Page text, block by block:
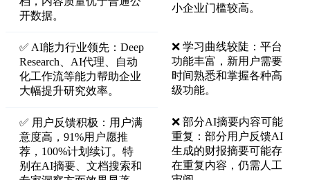
开数据。
小企业门槛较高。
✅ AI能力行业领先：Deep
Research、AI代理、自动
化工作流等能力帮助企业
大幅提升研究效率。
❌ 学习曲线较陡：平台
功能丰富，新用户需要
时间熟悉和掌握各种高
级功能。
✅ 用户反馈积极：用户满
意度高，91%用户愿推
荐，100%计划续订。特
别在AI摘要、文档搜索和
❌ 部分AI摘要内容可能
重复：部分用户反馈AI
生成的财报摘要可能存
在重复内容，仍需人工